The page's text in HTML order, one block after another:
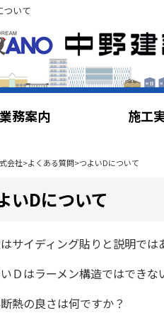
ついて
業務案内 施工
会社>よくある質問>つよいDについて
いDについて
サイディング貼りと説明で
Ｄはラーメン構造ではできな
熱の良さは何ですか？